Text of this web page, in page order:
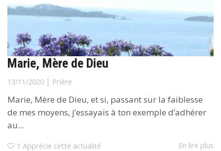
Marie, Mère de Dieu
13/11/2020 | Prière
Marie, Mère de Dieu, et si, passant sur la faiblesse
de mes moyens, j’essayais à ton exemple d’adhérer
au...
1 Apprécie cette actualité En lire plus